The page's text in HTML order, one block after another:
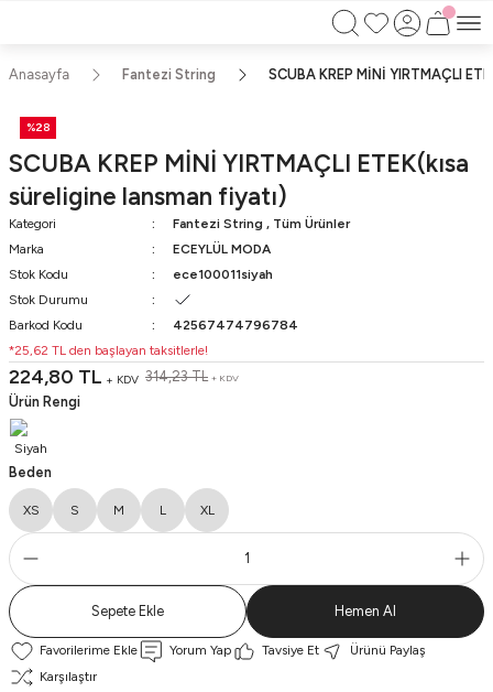
750TL ÜZERİ ALIŞVERİŞLERİNİZDE KARGO BEDAVA!!
Anasayfa Fantezi String SCUBA KREP MİNİ YIRTMAÇLI
%28
SCUBA KREP MİNİ YIRTMAÇLI ETEK(kısa
süreligine lansman fiyatı)
Kategori Fantezi String , Tüm Ürünler
Marka
ECEYLÜL MODA
Stok Kodu
ece100011siyah
Stok Durumu
Barkod Kodu
42567474796784
*25,62 TL den başlayan taksitlerle!
224,80 TL + KDV 314,23 TL + KDV
Ürün Rengi
Beden
XS S M L XL
Sepete Ekle Hemen Al
Yorum Yap Tavsiye Et
Ürünü Paylaş
Karşılaştır